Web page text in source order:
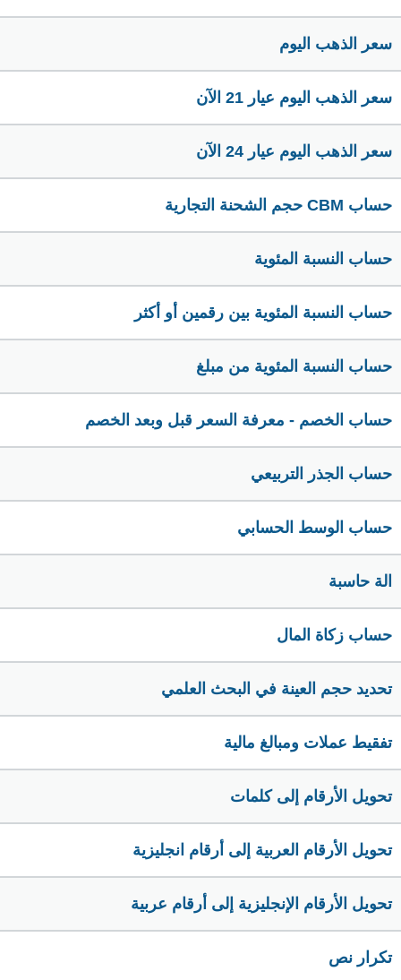
سعر الذهب اليوم
سعر الذهب اليوم عيار 21 الآن
سعر الذهب اليوم عيار 24 الآن
حساب CBM حجم الشحنة التجارية
حساب النسبة المئوية
حساب النسبة المئوية بين رقمين أو أكثر
حساب النسبة المئوية من مبلغ
حساب الخصم - معرفة السعر قبل وبعد الخصم
حساب الجذر التربيعي
حساب الوسط الحسابي
الة حاسبة
حساب زكاة المال
تحديد حجم العينة في البحث العلمي
تفقيط عملات ومبالغ مالية
تحويل الأرقام إلى كلمات
تحويل الأرقام العربية إلى أرقام انجليزية
تحويل الأرقام الإنجليزية إلى أرقام عربية
تكرار نص